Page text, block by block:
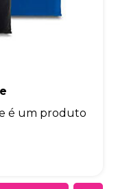
é um produto